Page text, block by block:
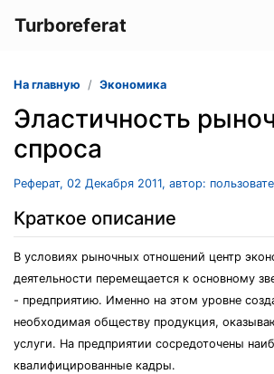
Turboreferat
На главную Экономика
Эластичность
спроса
Реферат, 02 Декабря 2011, автор:
Краткое описание
В условиях рыночных отношений центр
деятельности перемещается к основному
- предприятию. Именно на этом уровне
необходимая обществу продукция,
услуги. На предприятии сосредоточены
квалифицированные кадры.